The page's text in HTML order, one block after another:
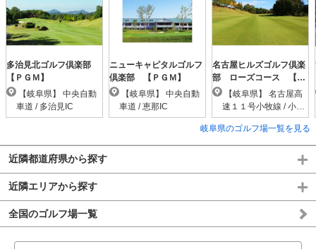
多治見北ゴルフ倶楽部
【ＰＧＭ】
車道 / 多治見IC
ニューキャピタルゴルフ
倶楽部 【ＰＧＭ】
車道 / 恵那IC
名古屋ヒルズゴルフ倶楽
部 ローズコース 【Ｐ
ＧＭ】
速１１号小牧線 / 小牧
北IC
岐阜県のゴルフ場一覧を見る
近隣都道府県から探す
近隣エリアから探す
全国のゴルフ場一覧